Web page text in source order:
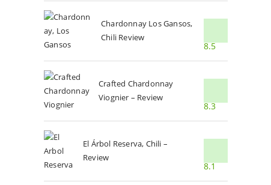
Chardonnay Los Gansos,
Chili Review
8.5
Crafted Chardonnay
Viognier – Review
8.3
El Árbol Reserva, Chili –
Review
8.1